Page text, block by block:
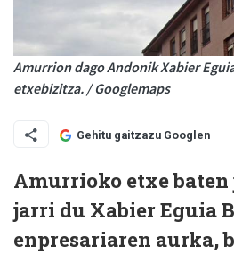
Amurrion dago Andonik Xabier
etxebizitza. / Googlemaps
Gehitu gaitzazu Googlen
Amurrioko etxe baten
jarri du Xabier Eguia
enpresariaren aurka,